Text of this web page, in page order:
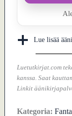
Lue lisää
Luetutkirjat.com
kanssa. Saat
Linkit
Kategoria: